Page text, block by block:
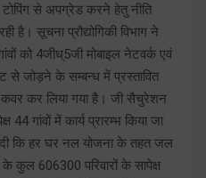
से अपग्रेड करने हेतु नीति
है। सूचना प्रौद्योगिकी विभाग ने
को 4जीध्5जी मोबाइल नेटवर्क एवं
से जोड़ने के सम्बन्ध में प्रस्तावित
कर लिया गया है। जी सैचुरेशन
गांवों में कार्य प्रारम्भ किया जा
कि हर घर नल योजना के तहत जल
के कुल 606300 परिवारों के सापेक्ष